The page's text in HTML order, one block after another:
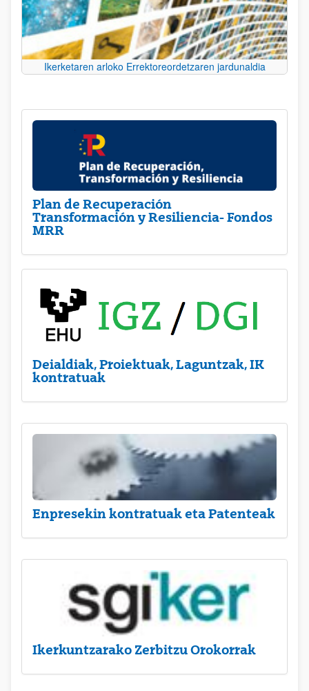
Ikerketaren arloko Errektoreordetzaren jardunaldia
Plan de Recuperación
Transformación y Resiliencia- Fondos
MRR
Deialdiak, Proiektuak, Laguntzak, IK
kontratuak
Enpresekin kontratuak eta Patenteak
Ikerkuntzarako Zerbitzu Orokorrak